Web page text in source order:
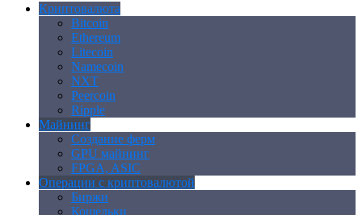
Криптовалюта
Bitcoin
Ethereum
Litecoin
Namecoin
NXT
Peercoin
Ripple
Майнинг
Создание ферм
GPU майнинг
FPGA, ASIC
Операции с криптовалютой
Биржи
Кошельки